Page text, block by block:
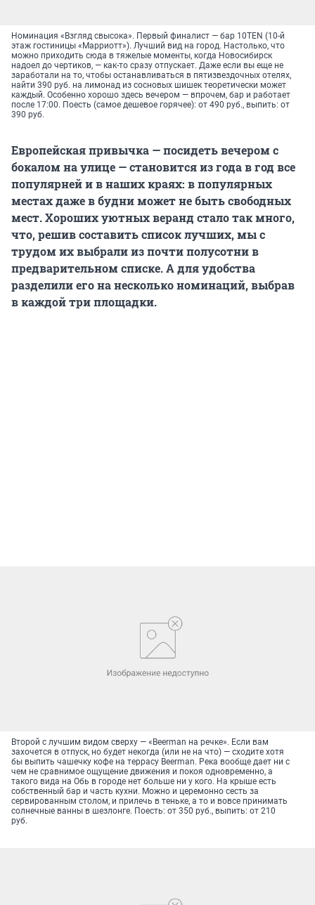
Номинация «Взгляд свысока». Первый финалист — бар 10TEN (10-й
этаж гостиницы «Марриотт»). Лучший вид на город. Настолько, что
можно приходить сюда в тяжелые моменты, когда Новосибирск
надоел до чертиков, — как-то сразу отпускает. Даже если вы еще не
заработали на то, чтобы останавливаться в пятизвездочных отелях,
найти 390 руб. на лимонад из сосновых шишек теоретически может
каждый. Особенно хорошо здесь вечером — впрочем, бар и работает
после 17:00. Поесть (самое дешевое горячее): от 490 руб., выпить: от
390 руб.
Европейская привычка — посидеть вечером с
бокалом на улице — становится из года в год все
популярней и в наших краях: в популярных
местах даже в будни может не быть свободных
мест. Хороших уютных веранд стало так много,
что, решив составить список лучших, мы с
трудом их выбрали из почти полусотни в
предварительном списке. А для удобства
разделили его на несколько номинаций, выбрав
в каждой три площадки.
Второй с лучшим видом сверху — «Beerman на речке». Если вам
захочется в отпуск, но будет некогда (или не на что) — сходите хотя
бы выпить чашечку кофе на террасу Beerman. Река вообще дает ни с
чем не сравнимое ощущение движения и покоя одновременно, а
такого вида на Обь в городе нет больше ни у кого. На крыше есть
собственный бар и часть кухни. Можно и церемонно сесть за
сервированным столом, и прилечь в теньке, а то и вовсе принимать
солнечные ванны в шезлонге. Поесть: от 350 руб., выпить: от 210
руб.